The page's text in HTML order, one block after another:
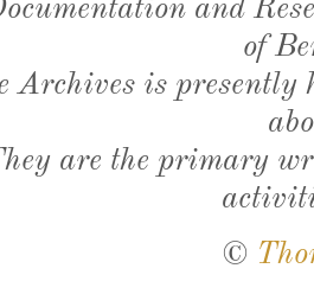
and
of
Archives is presently
are the primary
©